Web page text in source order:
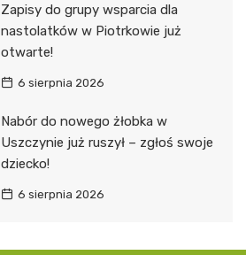
Zapisy do grupy wsparcia dla
nastolatków w Piotrkowie już
otwarte!
6 sierpnia 2026
Nabór do nowego żłobka w
Uszczynie już ruszył – zgłoś swoje
dziecko!
6 sierpnia 2026